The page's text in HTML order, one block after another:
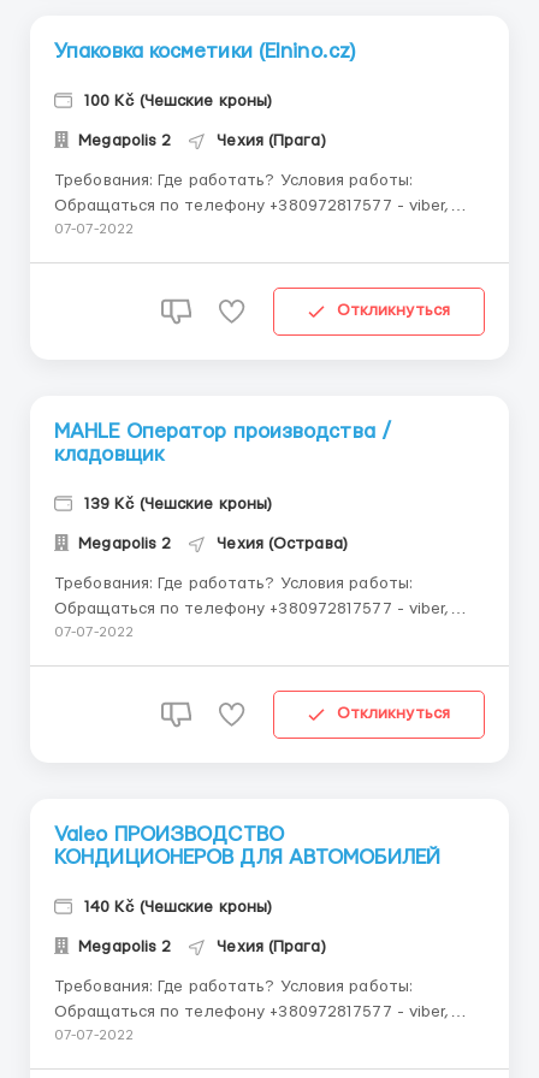
Упаковка косметики (Elnino.cz)
100 Kč (Чешские кроны)
Megapolis 2 Чехия (Прага)
Требования: Где работать? Условия работы:
Обращаться по телефону +380972817577 - viber,
telegram, whatsapp Упаковка косметики (Elnino.cz)
Потрібні жінки, сім пари ...
07-07-2022
Откликнуться
MAHLE Оператор производства /
кладовщик
139 Kč (Чешские кроны)
Megapolis 2 Чехия (Острава)
Требования: Где работать? Условия работы:
Обращаться по телефону +380972817577 - viber,
telegram, whatsapp MAHLE Оператор производства /
математику и логику О...
07-07-2022
Откликнуться
Valeo ПРОИЗВОДСТВО
КОНДИЦИОНЕРОВ ДЛЯ АВТОМОБИЛЕЙ
140 Kč (Чешские кроны)
Megapolis 2 Чехия (Прага)
Требования: Где работать? Условия работы:
Обращаться по телефону +380972817577 - viber,
telegram, whatsapp Valeo* Приезд на понедельник
07-07-2022